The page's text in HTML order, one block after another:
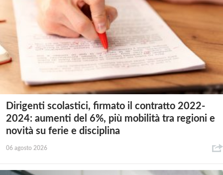
Dirigenti scolastici, firmato il contratto 2022-
2024: aumenti del 6%, più mobilità tra regioni e
novità su ferie e disciplina
06 agosto 2026